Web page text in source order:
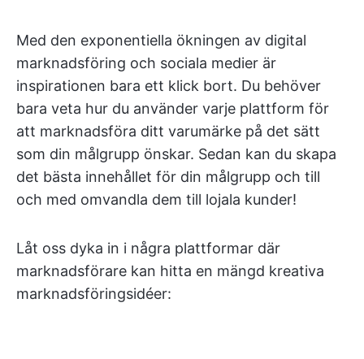
Med den exponentiella ökningen av digital
marknadsföring och sociala medier är
inspirationen bara ett klick bort. Du behöver
bara veta hur du använder varje plattform för
att marknadsföra ditt varumärke på det sätt
som din målgrupp önskar. Sedan kan du skapa
det bästa innehållet för din målgrupp och till
och med omvandla dem till lojala kunder!
Låt oss dyka in i några plattformar där
marknadsförare kan hitta en mängd kreativa
marknadsföringsidéer: